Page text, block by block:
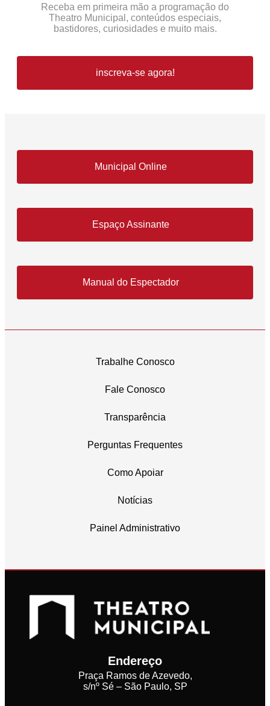
Receba em primeira mão a programação do
Theatro Municipal, conteúdos especiais,
bastidores, curiosidades e muito mais.
inscreva-se agora!
Municipal Online
Espaço Assinante
Manual do Espectador
Trabalhe Conosco
Fale Conosco
Transparência
Perguntas Frequentes
Como Apoiar
Notícias
Painel Administrativo
Endereço
Praça Ramos de Azevedo,
s/nº Sé – São Paulo, SP